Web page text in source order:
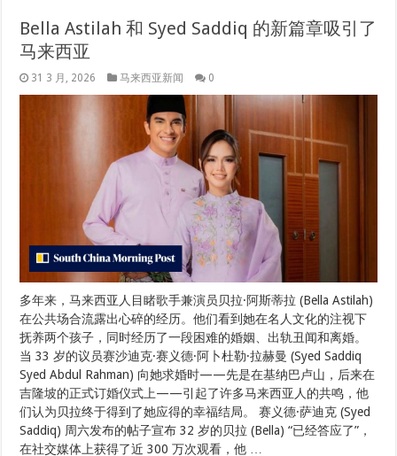
Bella Astilah 和 Syed Saddiq 的新篇章吸引了
马来西亚
31 3 月, 2026 马来西亚新闻 0
多年来，马来西亚人目睹歌手兼演员贝拉·阿斯蒂拉 (Bella Astilah)
在公共场合流露出心碎的经历。他们看到她在名人文化的注视下
抚养两个孩子，同时经历了一段困难的婚姻、出轨丑闻和离婚。
当 33 岁的议员赛沙迪克·赛义德·阿卜杜勒·拉赫曼 (Syed Saddiq
Syed Abdul Rahman) 向她求婚时——先是在基纳巴卢山，后来在
吉隆坡的正式订婚仪式上——引起了许多马来西亚人的共鸣，他
们认为贝拉终于得到了她应得的幸福结局。 赛义德·萨迪克 (Syed
Saddiq) 周六发布的帖子宣布 32 岁的贝拉 (Bella) “已经答应了”，
在社交媒体上获得了近 300 万次观看，他 …